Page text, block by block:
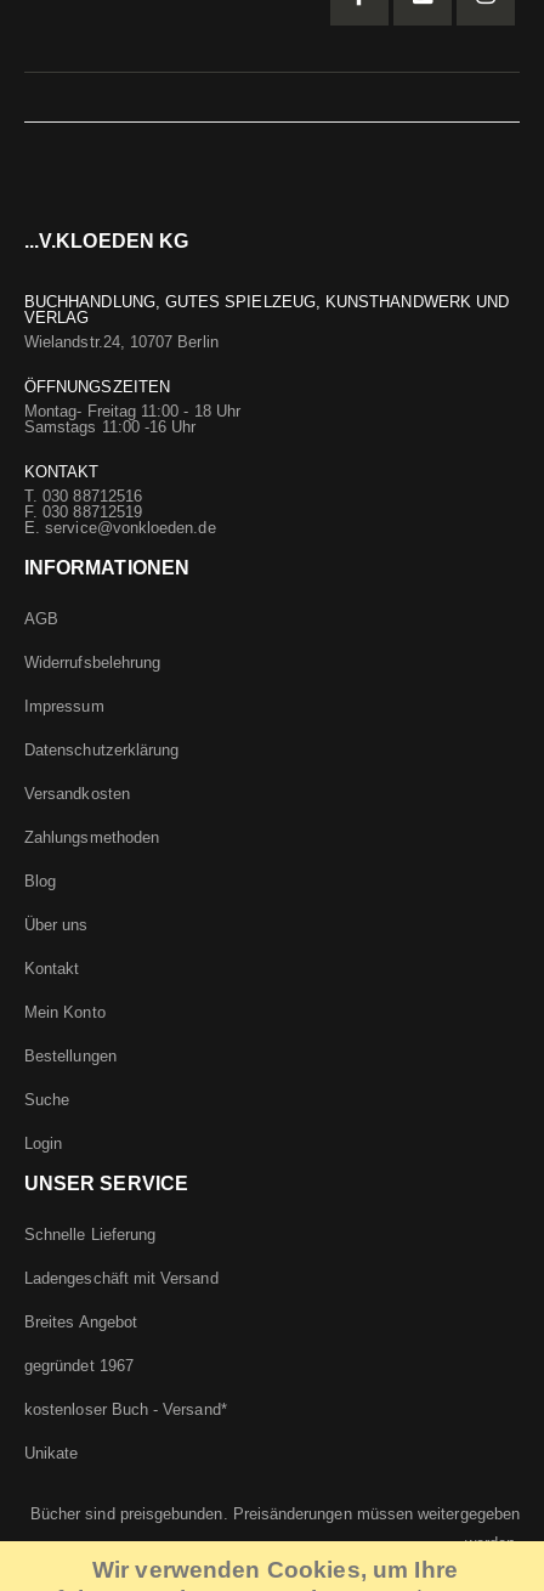
Wir verwenden Cookies, um Ihre
...V.KLOEDEN KG
BUCHHANDLUNG, GUTES SPIELZEUG, KUNSTHANDWERK UND
VERLAG
Wielandstr.24, 10707 Berlin
ÖFFNUNGSZEITEN
Montag- Freitag 11:00 - 18 Uhr
Samstags 11:00 -16 Uhr
KONTAKT
T. 030 88712516
F. 030 88712519
E.service@vonkloeden.de
INFORMATIONEN
AGB
Widerrufsbelehrung
Impressum
Datenschutzerklärung
Versandkosten
Zahlungsmethoden
Blog
Über uns
Kontakt
Mein Konto
Bestellungen
Suche
Login
UNSER SERVICE
Schnelle Lieferung
Ladengeschäft mit Versand
Breites Angebot
gegründet 1967
kostenloser Buch - Versand*
Unikate
Bücher sind preisgebunden. Preisänderungen müssen weitergegeben
werden.